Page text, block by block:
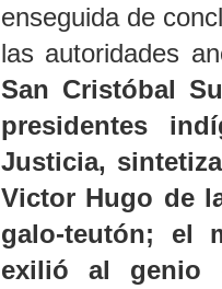
enseguida de
las autoridades
San Cristóbal
presidentes
Justicia,
Victor Hugo de
galo-teutón; el
exilió al genio